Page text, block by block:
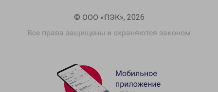
© ООО «ПЭК», 2026
Все права защищены и охраняются законом